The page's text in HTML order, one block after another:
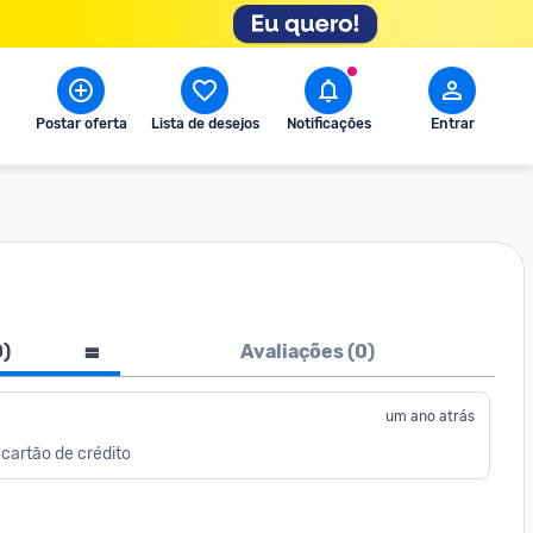
Postar oferta Lista de desejos Notificações Entrar
) Avaliações (0)
um ano atrás
de crédito